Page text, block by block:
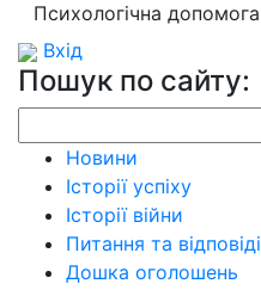
Психологічна допомога
Вхід
Пошук по сайту:
Новини
Історії успіху
Історії війни
Питання та відповіді
Дошка оголошень